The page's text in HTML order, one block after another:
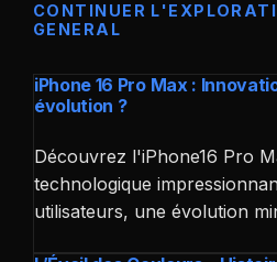
CONTINUER
GENERAL
iPhone 16 Pro Max :
évolution ?
Découvrez l'iPhone16 Pro
technologique
utilisateurs, une évolution